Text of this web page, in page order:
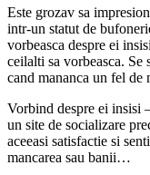
Este grozav sa
intr-un statut de
vorbeasca despre ei
ceilalti sa vorbeasca.
cand mananca un fel de
Vorbind despre ei insisi
un site de socializare
aceeasi satisfactie si
mancarea sau banii…